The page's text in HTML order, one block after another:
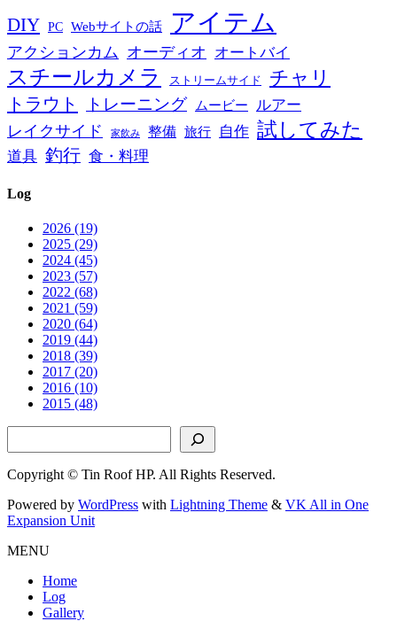
DIY PC Webサイトの話 アイテム
アクションカム オーディオ オートバイ
スチールカメラ ストリームサイド チャリ
トラウト トレーニング ムービー
ルアー
レイクサイド
家飲み 整備 旅行 自作 試してみた
道具 釣行 食・料理
Log
2026 (19)
2025 (29)
2024 (45)
2023 (57)
2022 (68)
2021 (59)
2020 (64)
2019 (44)
2018 (39)
2017 (20)
2016 (10)
2015 (48)
Copyright © Tin Roof HP. All Rights Reserved.
Powered by WordPress with Lightning Theme & VK All in One
Expansion Unit
MENU
Home
Log
Gallery